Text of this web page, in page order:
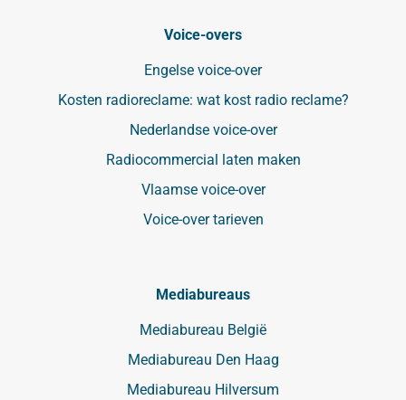
Voice-overs
Engelse voice-over
Kosten radioreclame: wat kost radio reclame?
Nederlandse voice-over
Radiocommercial laten maken
Vlaamse voice-over
Voice-over tarieven
Mediabureaus
Mediabureau België
Mediabureau Den Haag
Mediabureau Hilversum